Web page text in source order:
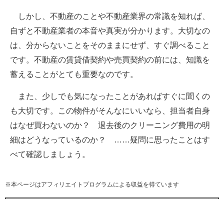
しかし、不動産のことや不動産業界の常識を知れば、
自ずと不動産業者の本音や真実が分かります。大切なの
は、分からないことをそのままにせず、すぐ調べること
です。不動産の賃貸借契約や売買契約の前には、知識を
蓄えることがとても重要なのです。
また、少しでも気になったことがあればすぐに聞くの
も大切です。この物件がそんなにいいなら、担当者自身
はなぜ買わないのか？ 退去後のクリーニング費用の明
細はどうなっているのか？ ……疑問に思ったことはす
べて確認しましょう。
※本ページはアフィリエイトプログラムによる収益を得ています